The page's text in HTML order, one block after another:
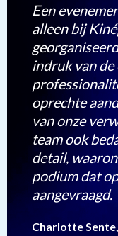
Een
alleen bij
indruk van
oprechte
van onze
team ook
detail,
podium dat
aangevraagd.
Charlotte